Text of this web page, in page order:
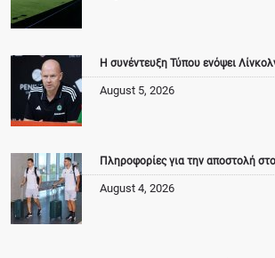
Η συνέντευξη Τύπου ενόψει
August 5, 2026
Πληροφορίες για την αποστολή
August 4, 2026